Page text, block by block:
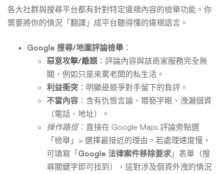
各大社群與搜尋平台都有針對特定違規內容的檢舉功能。你
需要將你的情況「翻譯」成平台聽得懂的違規語言。
Google 搜尋/地圖評論檢舉 ：
惡意攻擊/離題 ：評論內容與該商家服務完全無
關，例如只是來罵老闆的私生活。
利益衝突 ：明顯是競爭對手留下的負評。
不當內容 ：含有仇恨言論、猥褻字眼、洩漏個資
（電話、地址）。
操作路徑：直接在 Google Maps 評論旁點選
「檢舉」> 選擇最接近的理由。若處理速度慢，
可填寫「Google 法律案件移除要求 」表單（搜
尋關鍵字即可找到），這對涉及個資外洩的情況